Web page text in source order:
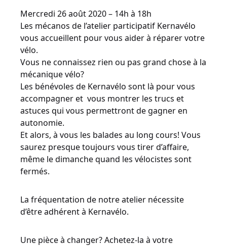
Mercredi 26 août 2020 – 14h à 18h
Les mécanos de l’atelier participatif Kernavélo
vous accueillent pour vous aider à réparer votre
vélo.
Vous ne connaissez rien ou pas grand chose à la
mécanique vélo?
Les bénévoles de Kernavélo sont là pour vous
accompagner et vous montrer les trucs et
astuces qui vous permettront de gagner en
autonomie.
Et alors, à vous les balades au long cours! Vous
saurez presque toujours vous tirer d’affaire,
même le dimanche quand les vélocistes sont
fermés.
La fréquentation de notre atelier nécessite
d’être adhérent à Kernavélo.
Une pièce à changer? Achetez-la à votre